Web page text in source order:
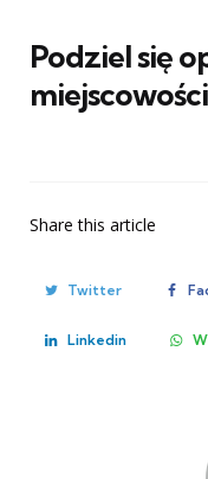
Podziel się
Share this article
Twitter
Linkedin